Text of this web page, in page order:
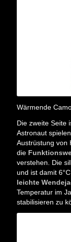
Wärmende
Die zweite Seite
Astronaut
Austrüstung von
die
verstehen. Die
und ist damit
leichte
Temperatur im
stabilisieren zu